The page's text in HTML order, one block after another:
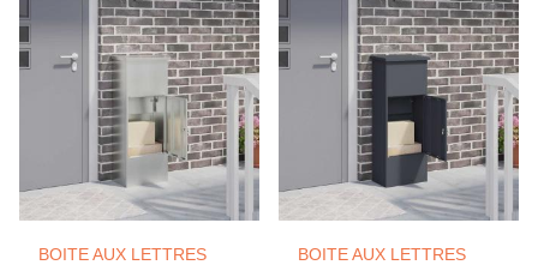
BOITE AUX LETTRES BOITE AUX LETTRES